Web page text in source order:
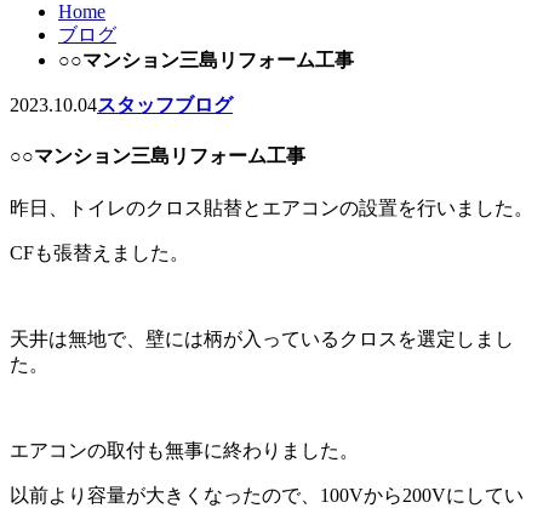
Home
ブログ
○○マンション三島リフォーム工事
2023.10.04スタッフブログ
○○マンション三島リフォーム工事
昨日、トイレのクロス貼替とエアコンの設置を行いました。
CFも張替えました。
天井は無地で、壁には柄が入っているクロスを選定しまし
た。
エアコンの取付も無事に終わりました。
以前より容量が大きくなったので、100Vから200Vにしてい